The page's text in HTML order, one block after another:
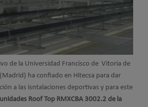
de la Universidad Francisco de Vitoria de
ha confiado en Hitecsa para dar
a las isntalaciones deportivas y para este
Roof Top RMXCBA 3002.2 de la